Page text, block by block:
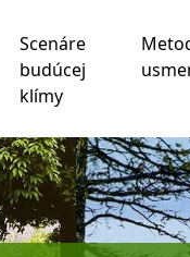
záujmu o naše
Scenáre
budúcej
klímy